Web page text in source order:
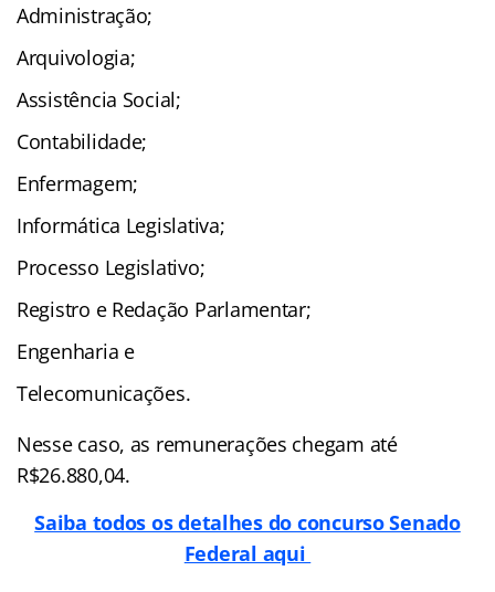
Administração;
Arquivologia;
Assistência Social;
Contabilidade;
Enfermagem;
Informática Legislativa;
Processo Legislativo;
Registro e Redação Parlamentar;
Engenharia e
Telecomunicações.
Nesse caso, as remunerações chegam até
R$26.880,04.
Saiba todos os detalhes do concurso Senado
Federal aqui